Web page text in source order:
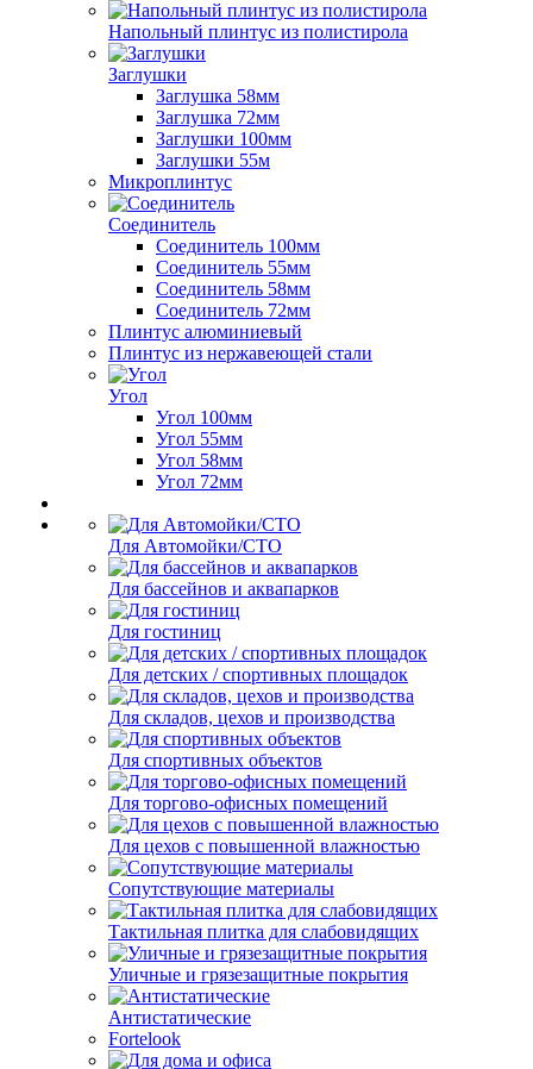
Напольный плинтус из полистирола
Заглушки
Заглушка 58мм
Заглушка 72мм
Заглушки 100мм
Заглушки 55м
Микроплинтус
Соединитель
Соединитель 100мм
Соединитель 55мм
Соединитель 58мм
Соединитель 72мм
Плинтус алюминиевый
Плинтус из нержавеющей стали
Угол
Угол 100мм
Угол 55мм
Угол 58мм
Угол 72мм
Для Автомойки/СТО
Для бассейнов и аквапарков
Для гостиниц
Для детских / спортивных площадок
Для складов, цехов и производства
Для спортивных объектов
Для торгово-офисных помещений
Для цехов с повышенной влажностью
Сопутствующие материалы
Тактильная плитка для слабовидящих
Уличные и грязезащитные покрытия
Антистатические
Fortelook